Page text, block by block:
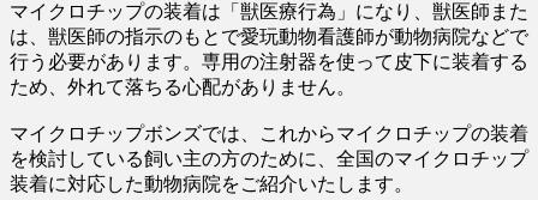
マイクロチップの装着は「獣医療行為」になり、獣医師また
は、獣医師の指示のもとで愛玩動物看護師が動物病院などで
行う必要があります。専用の注射器を使って皮下に装着する
ため、外れて落ちる心配がありません。
マイクロチップボンズでは、これからマイクロチップの装着
を検討している飼い主の方のために、全国のマイクロチップ
装着に対応した動物病院をご紹介いたします。